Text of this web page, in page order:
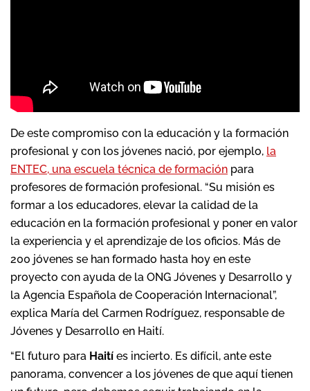
De este compromiso con la educación y la formación
profesional y con los jóvenes nació, por ejemplo, la
ENTEC, una escuela técnica de formación para
profesores de formación profesional. “Su misión es
formar a los educadores, elevar la calidad de la
educación en la formación profesional y poner en valor
la experiencia y el aprendizaje de los oficios. Más de
200 jóvenes se han formado hasta hoy en este
proyecto con ayuda de la ONG Jóvenes y Desarrollo y
la Agencia Española de Cooperación Internacional”,
explica María del Carmen Rodríguez, responsable de
Jóvenes y Desarrollo en Haití.
“El futuro para Haití es incierto. Es difícil, ante este
panorama, convencer a los jóvenes de que aquí tienen